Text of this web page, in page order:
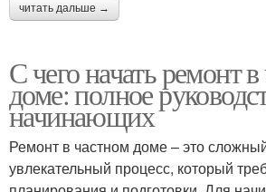
читать дальше →
С чего начать ремонт
доме: полное
начинающих
Ремонт в частном доме – это
увлекательный процесс, который